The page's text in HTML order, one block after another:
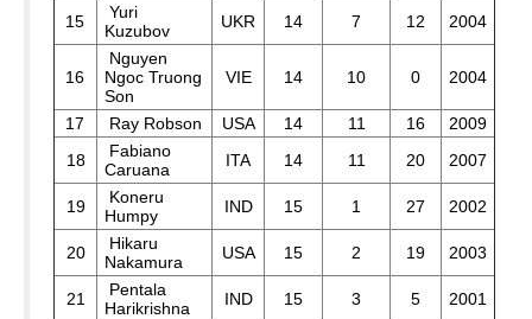
15
Yuri
Kuzubov
UKR 14 7 12 2004
16
Nguyen
Ngoc Truong
Son
VIE 14 10 0 2004
17 Ray Robson USA 14 11 16
2009
18
Fabiano
Caruana
ITA 14 11 20 2007
19
Koneru
Humpy
IND 15 1 27 2002
20
Hikaru
Nakamura
USA 15 2 19 2003
21
Pentala
Harikrishna
IND 15 3 5
2001